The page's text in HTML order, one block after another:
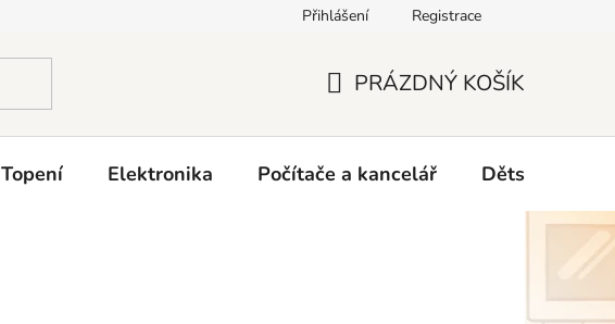
Přihlášení Registrace
KOŠÍK
PRÁZDNÝ KOŠÍK
Topení Elektronika Počítače a kancelář Dětské zboží